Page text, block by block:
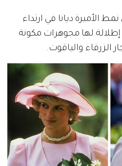
الأميرة ديانا في ارتداء
لها مجوهرات مكونة
الزرقاء والياقوت.